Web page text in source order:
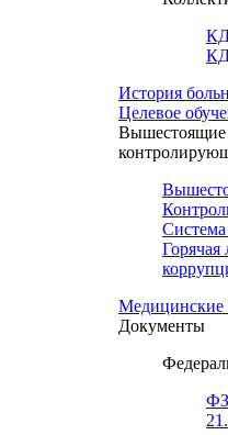
КД
История
Целевое
Вышестоящие
Горячая
Медицинские
Документы